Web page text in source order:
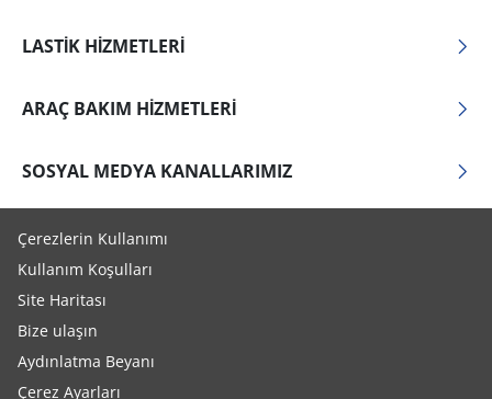
LASTIK HIZMETLERI
ARAÇ BAKIM HIZMETLERI
SOSYAL MEDYA KANALLARIMIZ
Çerezlerin Kullanımı
Kullanım Koşulları
Site Haritası
Bize ulaşın
Aydınlatma Beyanı
Çerez Ayarları